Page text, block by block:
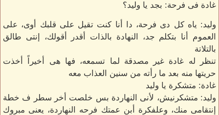
غادة فى فرحة: بجد يا وليد؟
وليد: ياه كل دى فرحة، دا أنا كنت تقيل على قلبك أوى، على
العموم أنا بتكلم جد، النهادة بالذات أقدر أقولك، إنتى طالق
بالتلاتة
تنظر له غادة غير مصدقة لما تسمعه، فها هى أخيراً أخذت
حريتها منه بعد ما رأته من سنين العذاب معه
غادة: متشكرة يا وليد
وليد: متشكرنيش، لأنى النهاردة بس خلصت أخر سطر ف خطة
إنتقامى منك، وعلفكرة أبن عمتك فرحه النهاردة، يعنى مبروك